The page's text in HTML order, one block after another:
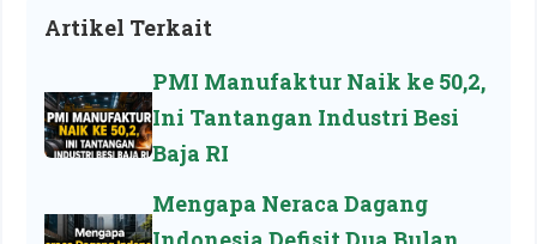
Artikel Terkait
PMI Manufaktur Naik ke 50,2,
Ini Tantangan Industri Besi
Baja RI
Mengapa Neraca Dagang